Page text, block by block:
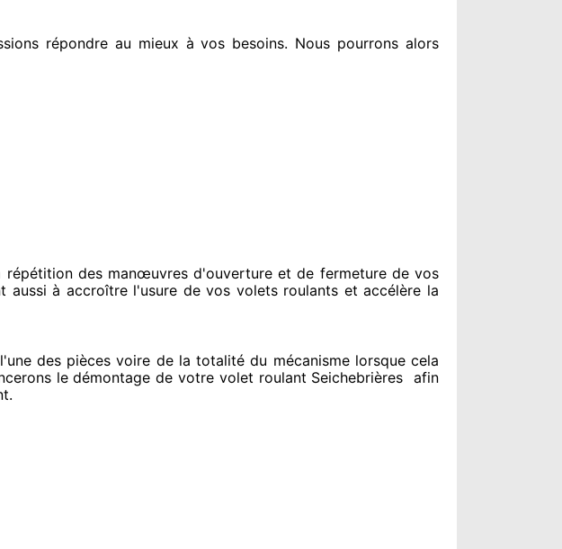
répondre au mieux à vos besoins. Nous pourrons alors
répétition des manœuvres d'ouverture et de fermeture de vos
aussi à accroîtrel'usure de vos volets roulants et accélère la
des pièces voire de la totalité du mécanisme lorsque cela
ledémontage de votre volet roulant Seichebrières
afin
.